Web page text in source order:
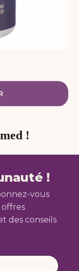
!
!
vous
des conseils